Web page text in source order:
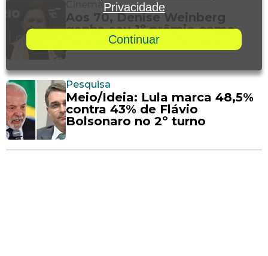
Aos 70, Denise Weinberg
ganha seu 1º prêmio como
protagonista de cinema
Pesquisa
Meio/Ideia: Lula marca 48,5%
contra 43% de Flávio
Bolsonaro no 2º turno
Privacidade
Continuar